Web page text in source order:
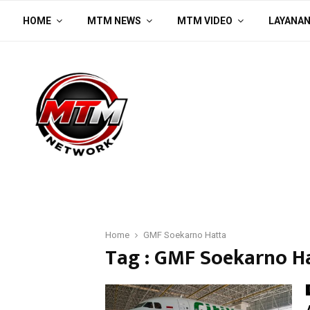
HOME MTM NEWS MTM VIDEO
Home GMF Soekarno Hatta
Tag : GMF Soekarno